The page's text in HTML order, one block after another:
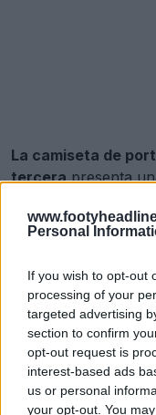
Personal
If you wish to opt-out
processing of your
targeted advertising
section to confirm
opt-out request is
interest-based ads
us or personal
your opt-out. You
La camiseta de
tercerapresenta
aspecto limpio y
Tercera